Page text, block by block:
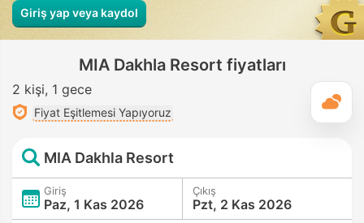
Giriş yap veya kaydol
MIA Dakhla Resort fiyatları
2 kişi 1 gece
Fiyat Eşitlemesi Yapıyoruz
MIA Dakhla Resort
Giriş
Paz, 1 Kas 2026
Çıkış
Pzt, 2 Kas 2026